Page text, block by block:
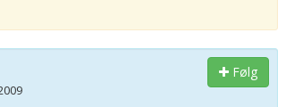
Følg